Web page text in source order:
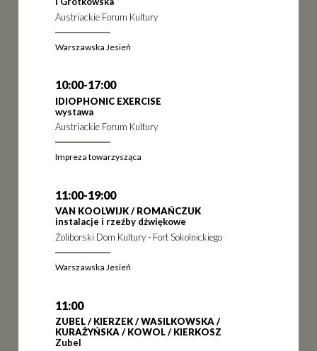
Austriackie Forum Kultury
Warszawska Jesień
10:00-17:00
IDIOPHONIC EXERCISE
wystawa
Austriackie Forum Kultury
Impreza towarzysząca
11:00-19:00
VAN KOOLWIJK / ROMAŃCZUK
instalacje i rzeźby dźwiękowe
Żoliborski Dom Kultury - Fort Sokolnickiego
Warszawska Jesień
11:00
ZUBEL / KIERZEK / WASILKOWSKA /
KURAŻYŃSKA / KOWOL / KIERKOSZ
Zubel